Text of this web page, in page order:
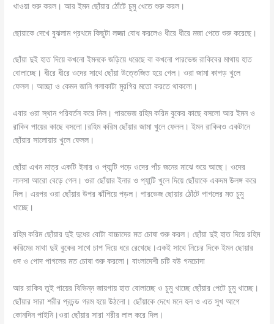
খাওয়া শুরু করল। আর ইমন ছোঁয়ার ঠোঁটে চুমু খেতে শুরু করল।
ছোয়াকে দেখে বুঝলাম প্রথমে কিছুটা লজ্জা বোধ করলেও ধীরে ধীরে মজা পেতে শুরু করেছে।
ছোঁয়া দুই হাত দিয়ে কখনো ইমনকে জড়িয়ে ধরেছে বা কখনো পারভেজ রাকিবের মাথায় হাত
বোলাচ্ছে। ধীরে ধীরে ওদের সাথে ছোঁয়া উত্তেজিত হয়ে গেল। ওরা জামা কাপড় খুলে
ফেলল। আচ্ছা ও কেমন জানি গলাকাটা মুরগির মতো করতে থাকলো।
এবার ওরা স্থান পরিবর্তন করে নিল। পারভেজ রহিম করিম বুকের কাছে বসলো আর ইমন ও
রাকিব পায়ের কাছে বসলো।রহিম করিম ছোঁয়ার জামা খুলে ফেলল। ইমন রাকিবও একটানে
ছোঁয়ার সালোয়ার খুলে ফেলল।
ছোঁয়া এখন মাত্র একটি ইনার ও প্যান্টি পড়ে ওদের পাঁচ জনের মাঝে শুয়ে আছে। ওদের
লালসা আরো বেড়ে গেল। ওরা ছোঁয়ার ইনার ও প্যান্টি খুলে দিয়ে ছোঁয়াকে একদম উলঙ্গ করে
দিল। এরপর ওরা ছোঁয়ার উপর ঝাঁপিয়ে পড়ল। পারভেজ ছোয়ার ঠোঁটে পাগলের মত চুমু
খাচ্ছে।
রহিম করিম ছোঁয়ার দুই দুধের বোটা বাচ্চাদের মত চোষা শুরু করল। ছোঁয়া দুই হাত দিয়ে রহিম
করিমের মাথা দুই বুকের সাথে চাপ দিয়ে ধরে রেখেছে।একই সাথে নিচের দিকে ইমন ছোয়ার
গুদ ও পোদ পাগলের মত চোষা শুরু করলো। বাংলাদেশী চটি বউ গনচোদা
আর রাকিব তুই পায়ের বিভিন্ন জায়গায় হাত বোলাচ্ছে ও চুমু খাচ্ছে ছোঁয়ার পেটে চুমু খাচ্ছে।
ছোঁয়ার সারা শরীর প্রচন্ড গরম হয়ে উঠলো। ছোঁয়াকে দেখে মনে হল ও এত সুখ আগে
কোনদিন পাইনি।ওরা ছোঁয়ার সারা শরীর লাল করে দিল।